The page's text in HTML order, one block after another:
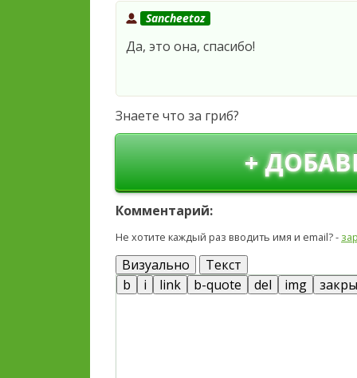
Sancheetoz
Да, это она, спасибо!
Знаете что за гриб?
+
Комментарий:
Не хотите каждый раз вводить имя и email? -
Визуально Текст